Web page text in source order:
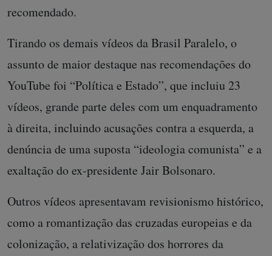
recomendado.
Tirando os demais vídeos da Brasil Paralelo, o
assunto de maior destaque nas recomendações do
YouTube foi “Política e Estado”, que incluiu 23
vídeos, grande parte deles com um enquadramento
à direita, incluindo acusações contra a esquerda, a
denúncia de uma suposta “ideologia comunista” e a
exaltação do ex-presidente Jair Bolsonaro.
Outros vídeos apresentavam revisionismo histórico,
como a romantização das cruzadas europeias e da
colonização, a relativização dos horrores da